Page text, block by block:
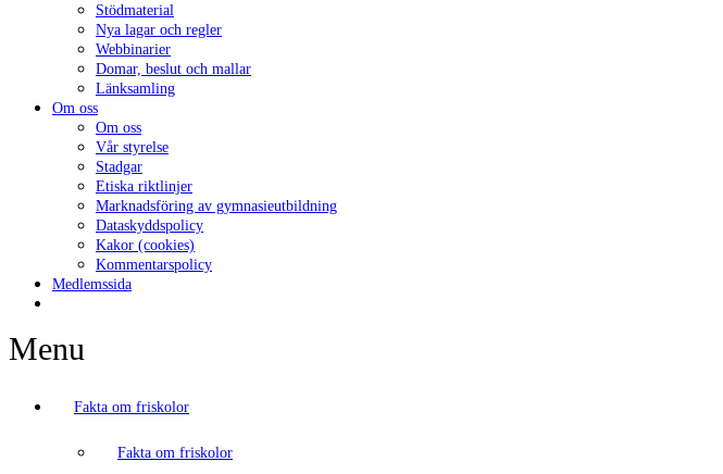
Stödmaterial
Nya lagar och regler
Webbinarier
Domar, beslut och mallar
Länksamling
Om oss
Om oss
Vår styrelse
Stadgar
Etiska riktlinjer
Marknadsföring av gymnasieutbildning
Dataskyddspolicy
Kakor (cookies)
Kommentarspolicy
Medlemssida
Menu
Fakta om friskolor
Fakta om friskolor